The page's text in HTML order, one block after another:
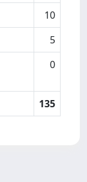
10
5
0
135